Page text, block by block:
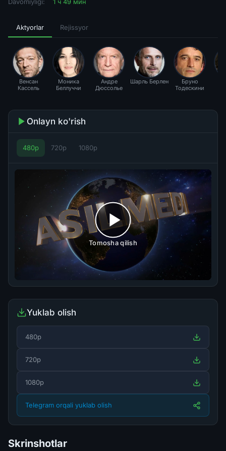
Aktyorlar Rejissyor
Венсан
Кассель
Моника
Беллуччи
Андре
Дюссолье
Шарль Берлен
Бруно
Тодескини
Onlayn ko'rish
480p 720p 1080p
Tomosha qilish
Yuklab olish
480p
720p
1080p
Telegram orqali yuklab olish
Skrinshotlar